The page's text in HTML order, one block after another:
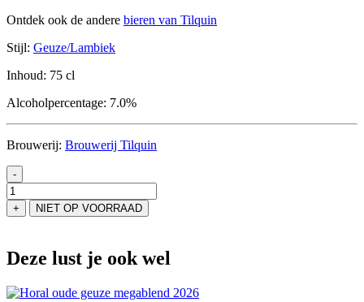
Ontdek ook de andere bieren van Tilquin
Stijl: Geuze/Lambiek
Inhoud: 75 cl
Alcoholpercentage: 7.0%
Brouwerij: Brouwerij Tilquin
-
Tilquin
Oude
Gueuze
aantal
+ NIET OP VOORRAAD
Deze lust je ook wel